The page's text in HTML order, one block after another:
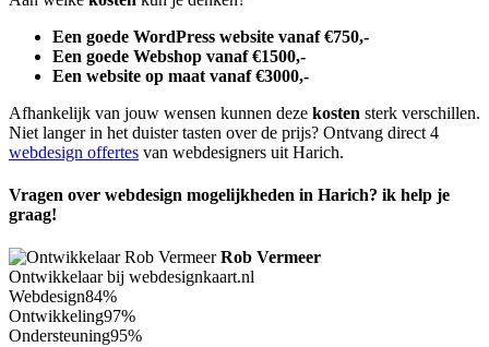
Een goede WordPress website vanaf €750,-
Een goede Webshop vanaf €1500,-
Een website op maat vanaf €3000,-
Afhankelijk van jouw wensen kunnen deze kosten sterk verschillen.
Niet langer in het duister tasten over de prijs? Ontvang direct 4
webdesign offertes van webdesigners uit Harich.
Vragen over webdesign mogelijkheden in Harich? ik help je
graag!
Rob Vermeer
Ontwikkelaar bij webdesignkaart.nl
Webdesign84%
Ontwikkeling97%
Ondersteuning95%